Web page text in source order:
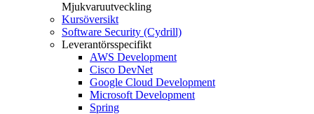
Mjukvaruutveckling
Kursöversikt
Software Security (Cydrill)
Leverantörsspecifikt
AWS Development
Cisco DevNet
Google Cloud Development
Microsoft Development
Spring